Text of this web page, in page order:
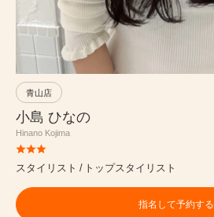
RECRUIT
MEN’S GROOMING SALON
PRIVACY POLICY
青山店
小島 ひなの
Hinano Kojima
スタイリスト トップスタイリスト
指名して予約する